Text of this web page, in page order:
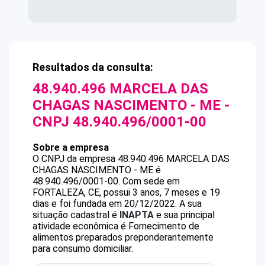
Resultados da consulta:
48.940.496 MARCELA DAS
CHAGAS NASCIMENTO - ME -
CNPJ 48.940.496/0001-00
Sobre a empresa
O CNPJ da empresa 48.940.496 MARCELA DAS
CHAGAS NASCIMENTO - ME é
48.940.496/0001-00. Com sede em
FORTALEZA, CE, possui 3 anos, 7 meses e 19
dias e foi fundada em 20/12/2022. A sua
situação cadastral é INAPTA e sua principal
atividade econômica é Fornecimento de
alimentos preparados preponderantemente
para consumo domiciliar.